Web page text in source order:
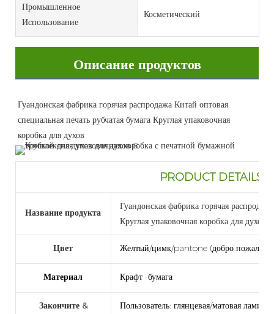
Промышленное
Использование
Косметический
Описание продуктов
Гуандонская фабрика горячая распродажа Китай оптовая
специальная печать рубчатая бумага Круглая упаковочная
PRODUCT DETAILS
Название продукта
Гуандонская фабрика горячая
Круглая упаковочная коробка для духов
Цвет Желтый/цимк/pantone (добро
Материал Крафт -бумага
Закончите &
Пользователь: глянцевая/матовая